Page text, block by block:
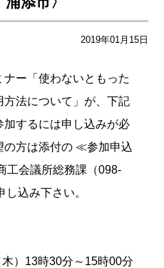
2019年01月15日
ー「使わないともった
法について」が、下記
するには申し込みが必
の方は添付の ≪参加申込
工会議所総務課（098-
込み下さい。
）13時30分～15時00分